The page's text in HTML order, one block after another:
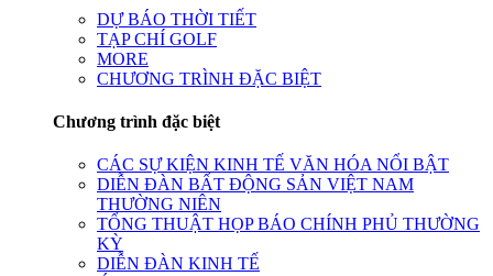
DỰ BÁO THỜI TIẾT
TẠP CHÍ GOLF
MORE
CHƯƠNG TRÌNH ĐẶC BIỆT
Chương trình đặc biệt
CÁC SỰ KIỆN KINH TẾ VĂN HÓA NỔI BẬT
DIỄN ĐÀN BẤT ĐỘNG SẢN VIỆT NAM
THƯỜNG NIÊN
TỔNG THUẬT HỌP BÁO CHÍNH PHỦ THƯỜNG
KỲ
DIỄN ĐÀN KINH TẾ